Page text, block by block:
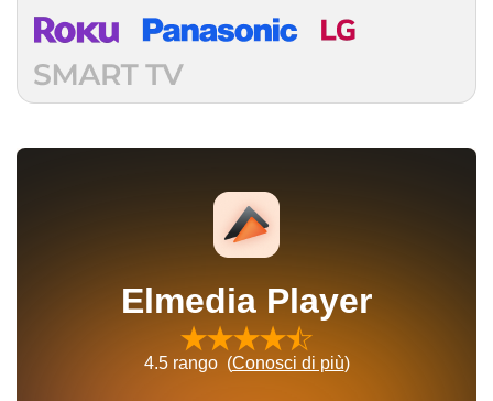
Elmedia Player
4.5rango (Conosci di più)